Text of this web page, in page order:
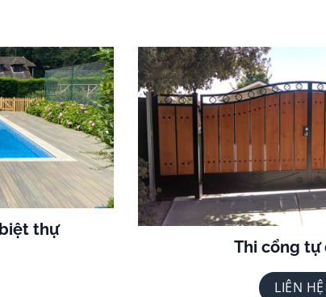
thự
Thi cổng tự
LIÊN HỆ